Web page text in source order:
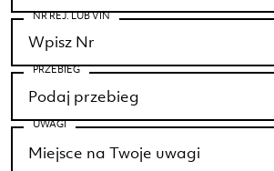
NR REJ. LUB VIN
PRZEBIEG
UWAGI